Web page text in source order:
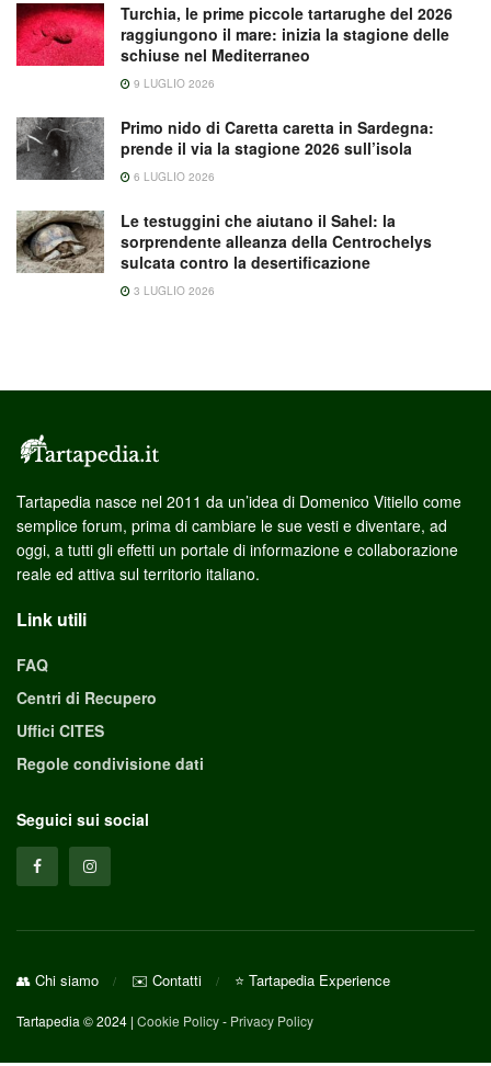
Turchia, le prime piccole tartarughe del 2026
raggiungono il mare: inizia la stagione delle
schiuse nel Mediterraneo
9 LUGLIO 2026
Primo nido di Caretta caretta in Sardegna:
prende il via la stagione 2026 sull’isola
6 LUGLIO 2026
Le testuggini che aiutano il Sahel: la
sorprendente alleanza della Centrochelys
sulcata contro la desertificazione
3 LUGLIO 2026
Tartapedia nasce nel 2011 da un’idea di Domenico Vitiello come
semplice forum, prima di cambiare le sue vesti e diventare, ad
oggi, a tutti gli effetti un portale di informazione e collaborazione
reale ed attiva sul territorio italiano.
Link utili
FAQ
Centri di Recupero
Uffici CITES
Regole condivisione dati
Seguici sui social
👥 Chi siamo ✉️ Contatti ⭐ Tartapedia Experience
Tartapedia © 2024 | Cookie Policy- Privacy Policy